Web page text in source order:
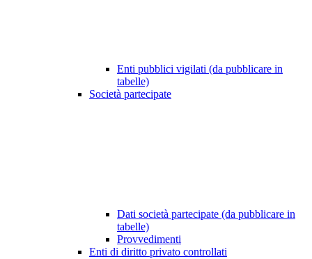
Enti pubblici vigilati (da pubblicare in
tabelle)
Società partecipate
Dati società partecipate (da pubblicare in
tabelle)
Provvedimenti
Enti di diritto privato controllati